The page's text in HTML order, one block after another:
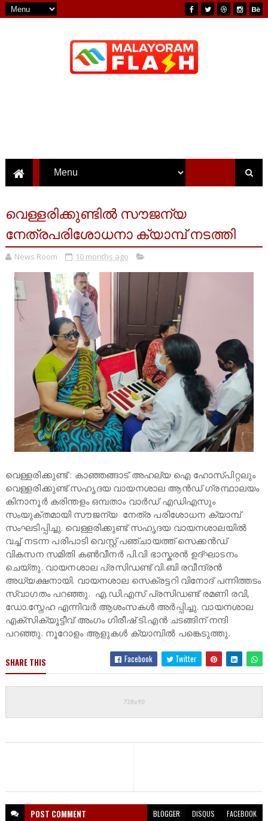
വെള്ളരിക്കുണ്ടിൽ സൗജന്യ
നേത്രപരിശോധനാ ക്യാമ്പ് നടത്തി
News Room 10 months ago
വെള്ളരിക്കുണ്ട് : കാഞ്ഞങ്ങാട് അഹല്യ ഐ ഹോസ്പിറ്റലും
വെള്ളരിക്കുണ്ട് സഹൃദയ വായനശാല ആൻഡ് ഗ്രന്ഥാലയം
കിനാനൂർ കരിന്തളം ഒമ്പതാം വാർഡ് എഡിഎസും
സംയുക്തമായി സൗജന്യ നേത്ര പരിശോധന ക്യാമ്പ്
സംഘടിപ്പിച്ചു. വെള്ളരിക്കുണ്ട് സഹൃദയ വായനശാലയിൽ
വച്ച് നടന്ന പരിപാടി വെസ്റ്റ് പഞ്ചായത്ത് സെക്കൻഡ്
വികസന സമിതി കൺവീനർ പി.വി ഭാസ്കരൻ ഉദ്ഘാടനം
ചെയ്തു. വായനശാല പ്രസിഡണ്ട് വി.ബി രവീന്ദ്രൻ
അധ്യക്ഷനായി. വായനശാല സെക്രട്ടറി വിനോദ് പന്നിത്തടം
സ്വാഗതം പറഞ്ഞു. എ.ഡി.എസ് പ്രസിഡണ്ട് രമണി രവി,
ഡോ.സ്നേഹ എന്നിവർ ആശംസകൾ അർപ്പിച്ചു. വായനശാല
എക്സിക്യൂട്ടീവ് അംഗം ഗിരീഷ് ടി.എൻ ചടങ്ങിന് നന്ദി
പറഞ്ഞു. നൂറോളം ആളുകൾ ക്യാമ്പിൽ പങ്കെടുത്തു.
SHARE THIS Facebook Twitter
POST COMMENT BLOGGER DISQUS FACEBOOK